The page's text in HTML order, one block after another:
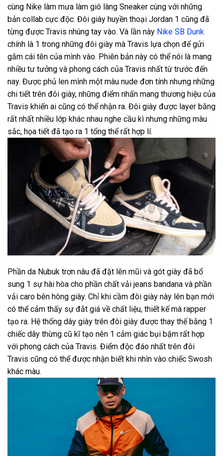
cùng Nike làm mưa làm gió làng Sneaker cùng với những
bản collab cực độc. Đôi giày huyền thoại Jordan 1 cũng đã
từng được Travis nhúng tay vào. Và lần này Nike SB Dunk
chính là 1 trong những đôi giày mà Travis lựa chọn để gửi
gắm cái tên của mình vào. Phiên bản này có thể nói là mang
nhiều tư tưởng và phong cách của Travis nhất từ trước đến
nay. Được phủ len mình một màu nude đơn tính nhưng những
chi tiết trên đôi giày, những điểm nhấn mang thương hiệu của
Travis khiến ai cũng có thể nhận ra. Đôi giày được layer bằng
rất nhất nhiều lớp khác nhau nghe cầu kì nhưng những màu
sắc, họa tiết đã tạo ra 1 tổng thể rất hợp lí.
Phần da Nubuk trơn nâu đã đặt lên mũi và gót giày đã bổ
sung 1 sự hài hòa cho phần chất vải jeans bandana và phần
vải caro bên hông giày. Chỉ khi cầm đôi giày này lên bạn mới
có thể cảm thấy sự đắt giá về chất liệu, thiết kế mà rapper
tạo ra. Hệ thống dây giày trên đôi giày được thay thế bằng 1
chiếc dây thừng cũ kĩ tạo nên 1 cảm giác bụi bặm rất hợp
với phong cách của Travis. Điểm độc đáo nhất trên đôi
Travis cũng có thể được nhận biết khi nhìn vào chiếc Swosh
khác màu.